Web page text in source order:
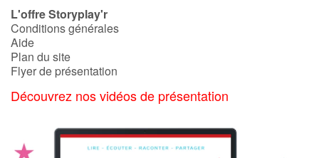
Autour du monde
Apprentissage
Art, espace, activité
En famille
L'offre Storyplay'r
Conditions générales
Aide
Plan du site
Flyer de présentation
Découvrez nos vidéos de présentation